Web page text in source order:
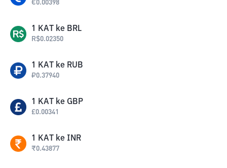
€0.00398
1 KAT ke BRL
R$0.02350
1 KAT ke RUB
₽0.37940
1 KAT ke GBP
£0.00341
1 KAT ke INR
₹0.43877